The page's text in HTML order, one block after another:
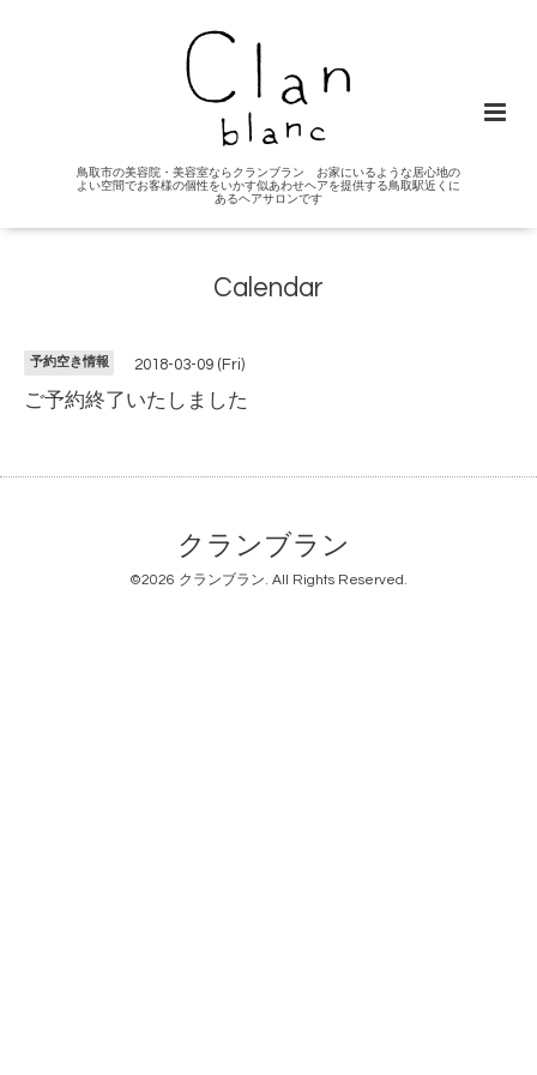
鳥取市の美容院・美容室ならクランブラン お家にいるような居心地の
よい空間でお客様の個性をいかす似あわせヘアを提供する鳥取駅近くに
あるヘアサロンです
Calendar
予約空き情報 2018-03-09 (Fri)
ご予約終了いたしました
クランブラン
©2026 クランブラン. All Rights Reserved.